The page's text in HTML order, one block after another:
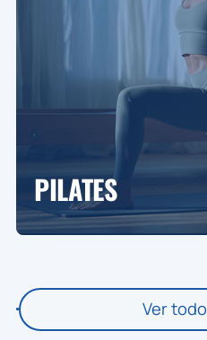
PILATES
Ver todo